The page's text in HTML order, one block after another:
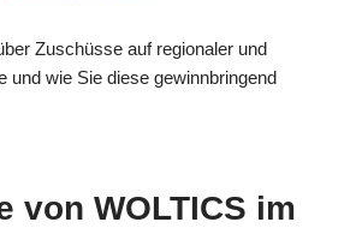
Zuschüsse auf regionaler und
und wie Sie diese gewinnbringend
von WOLTICS im